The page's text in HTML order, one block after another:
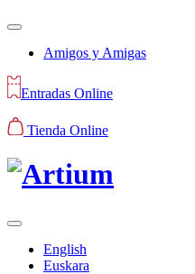
Amigos y Amigas
Entradas Online
Tienda Online
English
Euskara